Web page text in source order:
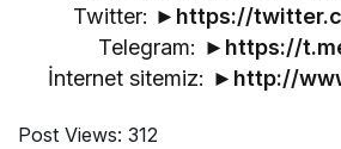
Twitter: ► https://
Telegram: ► https://
İnternet sitemiz: ► http://
Post Views: 312